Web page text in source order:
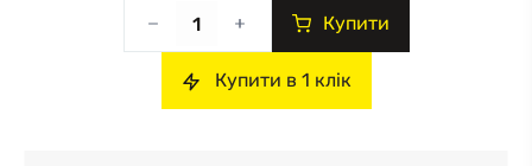
Купити
Купити в 1 клік